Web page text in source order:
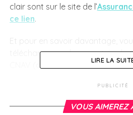
clair sont sur le site de l’
ce lien.
Et pour en savoir davantage,
télécharger ce document
CNAV (caisse nationaleLIRE LA
PUBLICITÉ
VOUS AIMEREZ